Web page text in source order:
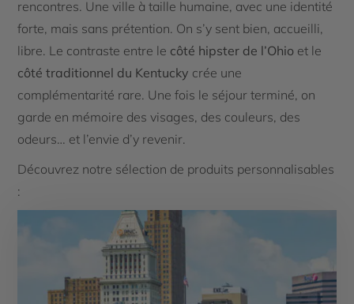
rencontres. Une ville à taille humaine, avec une identité
forte, mais sans prétention. On s’y sent bien, accueilli,
libre. Le contraste entre le côté hipster de l’Ohio et le
côté traditionnel du Kentucky crée une
complémentarité rare. Une fois le séjour terminé, on
garde en mémoire des visages, des couleurs, des
odeurs… et l’envie d’y revenir.
Découvrez notre sélection de produits personnalisables
: